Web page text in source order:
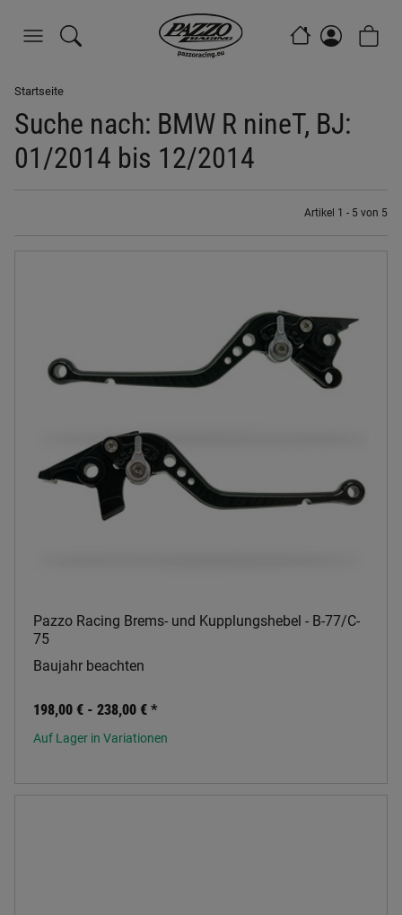
Startseite
Suche nach: BMW R nineT, BJ:
01/2014 bis 12/2014
Artikel 1 - 5 von 5
Pazzo Racing Brems- und Kupplungshebel - B-77/C-
75
Baujahr beachten
198,00 € - 238,00 € *
Auf Lager in Variationen